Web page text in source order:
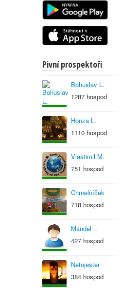
Pivní prospektoři
Bohuslav L.
1287 hospod
Honza L.
1110 hospod
Vlastimil M.
751 hospod
Chmelníček
718 hospod
Mandel ..
427 hospod
Netojester
384 hospod